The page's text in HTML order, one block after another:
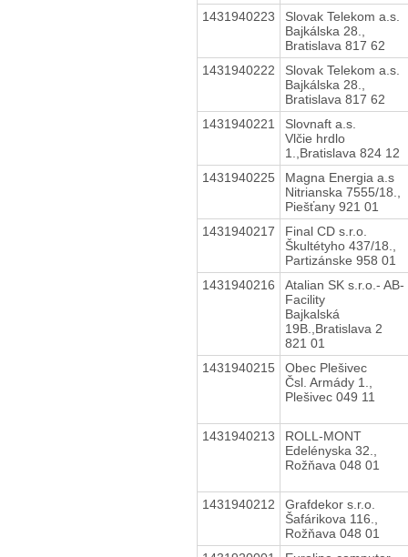
1431940223
Slovak Telekom a.s.
Bajkálska 28.,
Bratislava 817 62
1431940222
Slovak Telekom a.s.
Bajkálska 28.,
Bratislava 817 62
1431940221
Slovnaft a.s.
Vlčie hrdlo
1.,Bratislava 824 12
1431940225
Magna Energia a.s
Nitrianska 7555/18.,
Piešťany 921 01
1431940217
Final CD s.r.o.
Škultétyho 437/18.,
Partizánske 958 01
1431940216
Atalian SK s.r.o.- AB-
Facility
Bajkalská
19B.,Bratislava 2
821 01
1431940215
Obec Plešivec
Čsl. Armády 1.,
Plešivec 049 11
1431940213
ROLL-MONT
Edelényska 32.,
Rožňava 048 01
1431940212
Grafdekor s.r.o.
Šafárikova 116.,
Rožňava 048 01